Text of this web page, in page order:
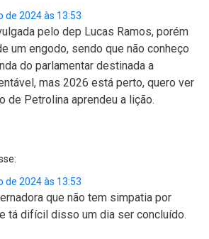
de 2024 às 13:53
pelo dep Lucas Ramos, porém
um engodo, sendo que não conheço
do parlamentar destinada a
mas 2026 está perto, quero ver
de Petrolina aprendeu a lição.
de 2024 às 13:53
que não tem simpatia por
tá difícil disso um dia ser concluído.